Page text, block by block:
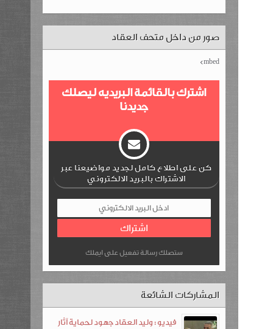
صور من داخل متحف العقاد
mbed>
اشترك بالقائمة البريديه ليصلك
جديدنا
كن على اطلاع كامل لجديد مواضيعنا عبر
الاشتراك بالبريد الالكتروني
ستصلك رسالة تفعيل على ايملك
المشاركات الشائعة
فيديو : وليد العقاد جهود لحماية آثار